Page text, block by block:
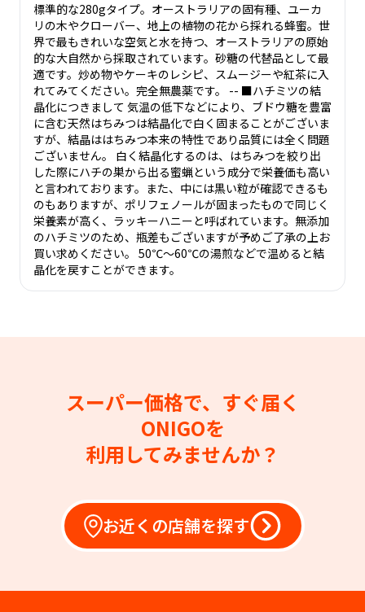
標準的な280gタイプ。オーストラリアの固有種、ユーカ
リの木やクローバー、地上の植物の花から採れる蜂蜜。世
界で最もきれいな空気と水を持つ、オーストラリアの原始
的な大自然から採取されています。砂糖の代替品として最
適です。炒め物やケーキのレシピ、スムージーや紅茶に入
れてみてください。完全無農薬です。 -- ■ハチミツの結
晶化につきまして 気温の低下などにより、ブドウ糖を豊富
に含む天然はちみつは結晶化で白く固まることがございま
すが、結晶ははちみつ本来の特性であり品質には全く問題
ございません。 白く結晶化するのは、はちみつを絞り出
した際にハチの巣から出る蜜蝋という成分で栄養価も高い
と言われております。また、中には黒い粒が確認できるも
のもありますが、ポリフェノールが固まったもので同じく
栄養素が高く、ラッキーハニーと呼ばれています。無添加
のハチミツのため、瓶差もございますが予めご了承の上お
買い求めください。 50℃〜60℃の湯煎などで温めると結
晶化を戻すことができます。
スーパー価格で、すぐ届く
ONIGOを
利用してみませんか？
お近くの店舗を探す